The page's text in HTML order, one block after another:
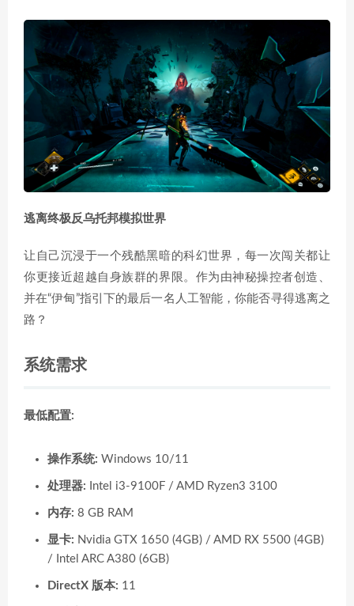
逃离终极反乌托邦模拟世界
让自己沉浸于一个残酷黑暗的科幻世界，每一次闯关都让
你更接近超越自身族群的界限。作为由神秘操控者创造、
并在“伊甸”指引下的最后一名人工智能，你能否寻得逃离之
路？
系统需求
最低配置:
操作系统: Windows 10/11
处理器: Intel i3-9100F / AMD Ryzen3 3100
内存: 8 GB RAM
显卡: Nvidia GTX 1650 (4GB) / AMD RX 5500 (4GB)
/ Intel ARC A380 (6GB)
DirectX 版本: 11